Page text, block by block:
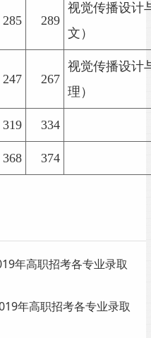
285 289
视觉传播设计
文）
247 267
视觉传播设计
理）
319 334
368 374
年高职招考各专业录取
年高职招考各专业录取